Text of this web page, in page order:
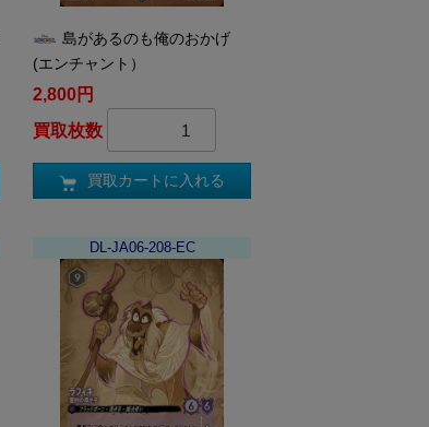
島があるのも俺のおかげ
(エンチャント）
2,800円
買取枚数
買取カートに入れる
DL-JA06-208-EC